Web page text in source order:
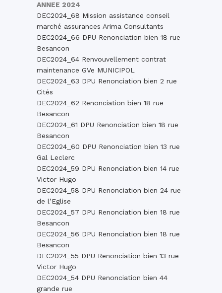
ANNEE 2024
DEC2024_68 Mission assistance conseil
marché assurances Arima Consultants
DEC2024_66 DPU Renonciation bien 18 rue
Besancon
DEC2024_64 Renvouvellement contrat
maintenance GVe MUNICIPOL
DEC2024_63 DPU Renonciation bien 2 rue
Cités
DEC2024_62 Renonciation bien 18 rue
Besancon
DEC2024_61 DPU Renonciation bien 18 rue
Besancon
DEC2024_60 DPU Renonciation bien 13 rue
Gal Leclerc
DEC2024_59 DPU Renonciation bien 14 rue
Victor Hugo
DEC2024_58 DPU Renonciation bien 24 rue
de l’Eglise
DEC2024_57 DPU Renonciation bien 18 rue
Besancon
DEC2024_56 DPU Renonciation bien 18 rue
Besancon
DEC2024_55 DPU Renonciation bien 13 rue
Victor Hugo
DEC2024_54 DPU Renonciation bien 44
grande rue